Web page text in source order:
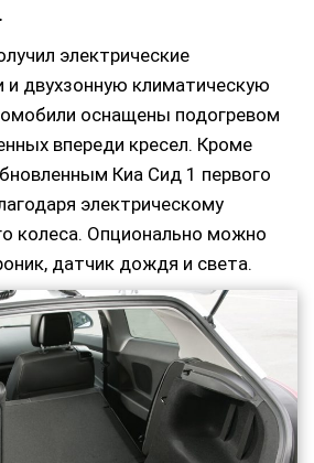
электрические
и двухзонную климатическую
оснащены подогревом
впереди кресел. Кроме
Киа Сид 1 первого
электрическому
колеса. Опционально можно
датчик дождя и света.